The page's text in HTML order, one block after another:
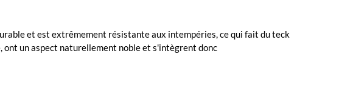
et est extrêmement résistante aux intempéries, ce qui fait du teck
ont un aspect naturellement noble et s'intègrent donc